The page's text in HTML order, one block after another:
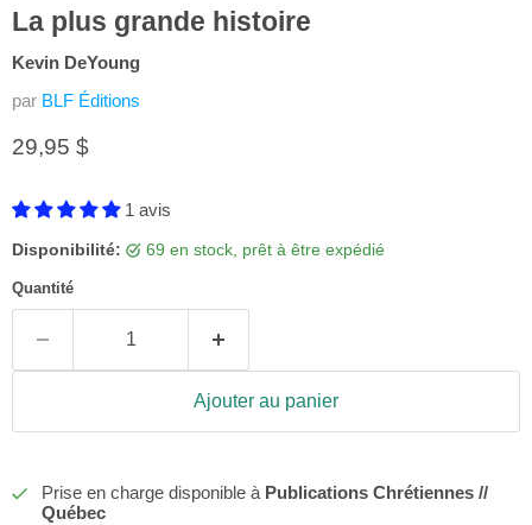
La plus grande histoire
Kevin DeYoung
par BLF Éditions
Prix actuel
29,95 $
1 avis
Disponibilité: 69 en stock, prêt à être expédié
Quantité
Ajouter au panier
Prise en charge disponible à Publications Chrétiennes //
Québec